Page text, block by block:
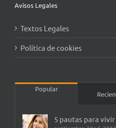
Avisos Legales
Textos Legales
Política de cookies
Popular
5 pautas para